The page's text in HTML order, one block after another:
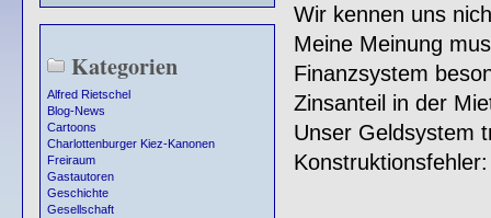
Kategorien
Alfred Rietschel
Blog-News
Cartoons
Charlottenburger Kiez-Kanonen
Freiraum
Gastautoren
Geschichte
Gesellschaft
Wir kennen uns
Meine Meinung
Finanzsystem
Zinsanteil in der
Unser Geldsystem
Konstruktionsfehler: